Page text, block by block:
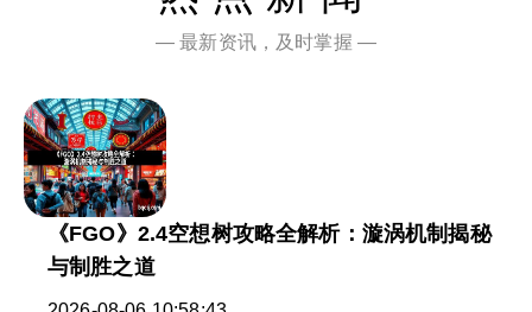
— 最新资讯，及时掌握 —
《FGO》2.4空想树攻略全解析：漩涡机制揭秘
与制胜之道